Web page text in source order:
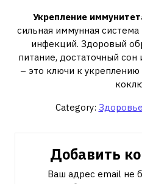
Укрепление
сильная иммунная
инфекций. Здоровый
питание, достаточный сон
– это ключи к
Category:
Добавить
Ваш адрес email не